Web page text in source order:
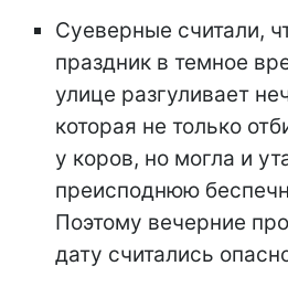
Суеверные считали,
праздник в темное
улице разгуливает
которая не только
у коров, но могла и
преисподнюю
Поэтому вечерние
дату считались